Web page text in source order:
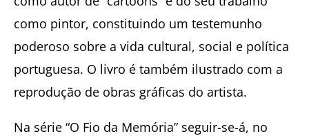
como pintor, constituindo um testemunho
poderoso sobre a vida cultural, social e política
portuguesa. O livro é também ilustrado com a
reprodução de obras gráficas do artista.
Na série “O Fio da Memória” seguir-se-á, no